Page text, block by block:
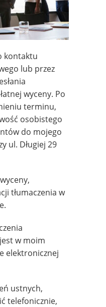
kontaktu
lub przez
wyceny. Po
terminu,
osobistego
do mojego
ul. Długiej 29
tłumaczenia w
w moim
elektronicznej
ustnych,
telefonicznie,